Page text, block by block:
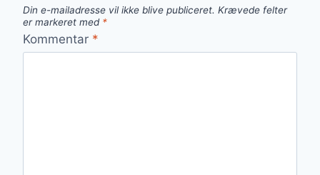
Din e-mailadresse vil ikke blive publiceret. Krævede felter
er markeret med *
Kommentar *